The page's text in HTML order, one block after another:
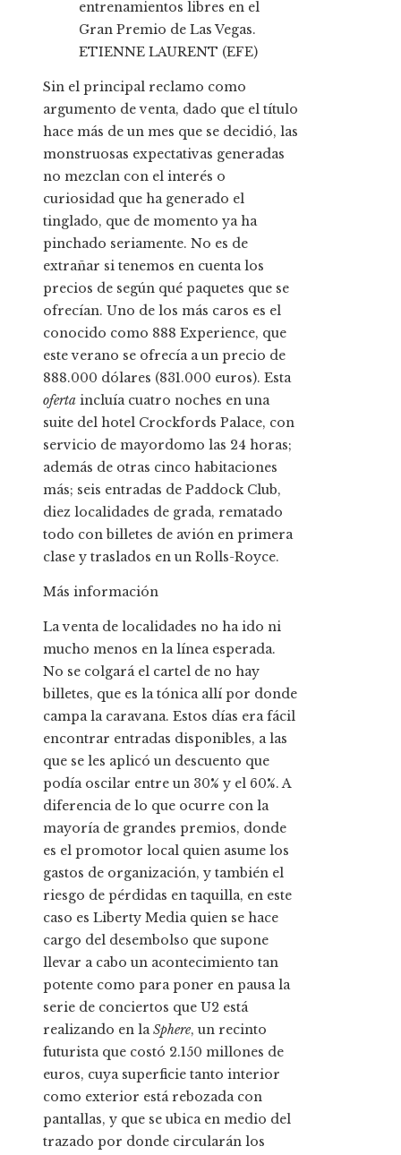
entrenamientos libres en el
Gran Premio de Las Vegas.
ETIENNE LAURENT (EFE)
Sin el principal reclamo como
argumento de venta, dado que el título
hace más de un mes que se decidió, las
monstruosas expectativas generadas
no mezclan con el interés o
curiosidad que ha generado el
tinglado, que de momento ya ha
pinchado seriamente. No es de
extrañar si tenemos en cuenta los
precios de según qué paquetes que se
ofrecían. Uno de los más caros es el
conocido como 888 Experience, que
este verano se ofrecía a un precio de
888.000 dólares (831.000 euros). Esta
oferta incluía cuatro noches en una
suite del hotel Crockfords Palace, con
servicio de mayordomo las 24 horas;
además de otras cinco habitaciones
más; seis entradas de Paddock Club,
diez localidades de grada, rematado
todo con billetes de avión en primera
clase y traslados en un Rolls-Royce.
Más información
La venta de localidades no ha ido ni
mucho menos en la línea esperada.
No se colgará el cartel de no hay
billetes, que es la tónica allí por donde
campa la caravana. Estos días era fácil
encontrar entradas disponibles, a las
que se les aplicó un descuento que
podía oscilar entre un 30% y el 60%. A
diferencia de lo que ocurre con la
mayoría de grandes premios, donde
es el promotor local quien asume los
gastos de organización, y también el
riesgo de pérdidas en taquilla, en este
caso es Liberty Media quien se hace
cargo del desembolso que supone
llevar a cabo un acontecimiento tan
potente como para poner en pausa la
serie de conciertos que U2 está
realizando en laSphere, un recinto
futurista que costó 2.150 millones de
euros, cuya superficie tanto interior
como exterior está rebozada con
pantallas, y que se ubica en medio del
trazado por donde circularán los